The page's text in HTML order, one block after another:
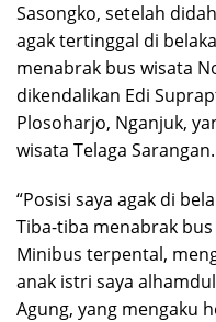
Sasongko, setelah
agak tertinggal di
menabrak bus wisata
dikendalikan Edi
Plosoharjo, Nganjuk,
wisata Telaga Sarangan.
“Posisi saya agak di
Tiba-tiba menabrak
Minibus terpental,
anak istri saya
Agung, yang mengaku